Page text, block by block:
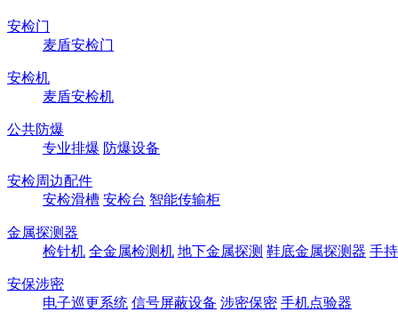
安检门
麦盾安检门
安检机
麦盾安检机
公共防爆
专业排爆 防爆设备
安检周边配件
安检滑槽 安检台 智能传输柜
金属探测器
检针机 全金属检测机 地下金属探测 鞋底金属探测器 手
安保涉密
电子巡更系统 信号屏蔽设备 涉密保密 手机点验器